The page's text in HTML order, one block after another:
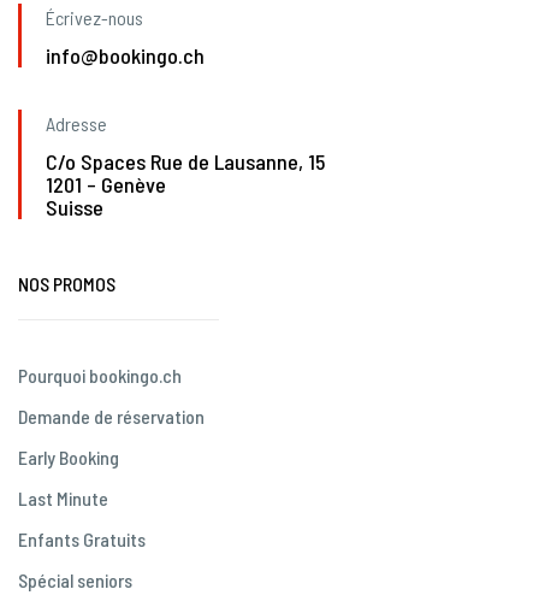
Écrivez-nous
info@bookingo.ch
Adresse
C/o Spaces Rue de Lausanne, 15
1201 – Genève
Suisse
NOS PROMOS
Pourquoi bookingo.ch
Demande de réservation
Early Booking
Last Minute
Enfants Gratuits
Spécial seniors